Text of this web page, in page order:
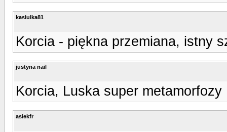
kasiulka81
Korcia - piękna przemiana, istny
justyna nail
Korcia, Luska super metamorfozy
asiekfr